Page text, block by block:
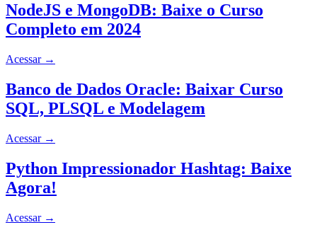
NodeJS e MongoDB: Baixe o Curso
Completo em 2024
Acessar →
Banco de Dados Oracle: Baixar Curso
SQL, PLSQL e Modelagem
Acessar →
Python Impressionador Hashtag: Baixe
Agora!
Acessar →